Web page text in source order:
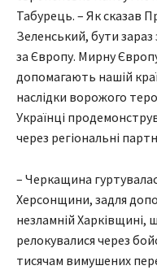
Табурець. – Як сказав
Зеленський, бути
за Європу. Мирну
допомагають нашій
наслідки ворожого
Українці
через регіональні
– Черкащина
Херсонщини, задля
незламній Харківщині,
релокувалися через
тисячам вимушених